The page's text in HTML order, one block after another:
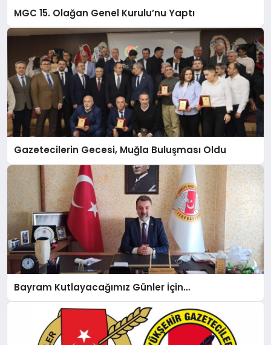
MGC 15. Olağan Genel Kurulu’nu Yaptı
Gazetecilerin Gecesi, Muğla Buluşması Oldu
Bayram Kutlayacağımız Günler İçin…